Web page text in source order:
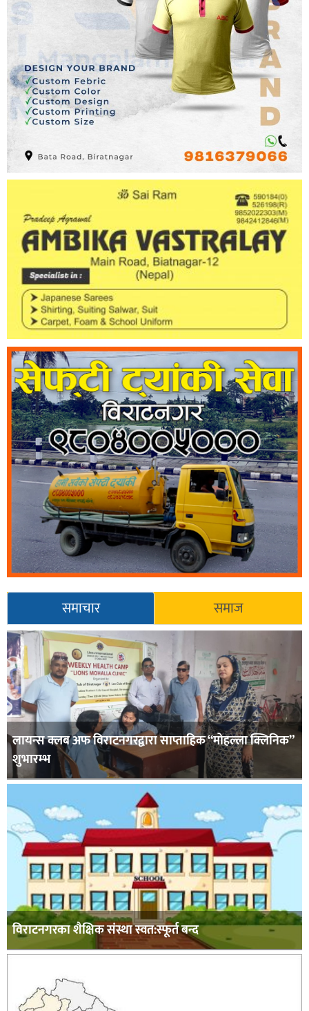
समाचार समाज
लायन्स क्लब अफ विराटनगरद्वारा साप्ताहिक “मोहल्ला क्लिनिक”
शुभारम्भ
विराटनगरका शैक्षिक संस्था स्वत:स्फूर्त बन्द